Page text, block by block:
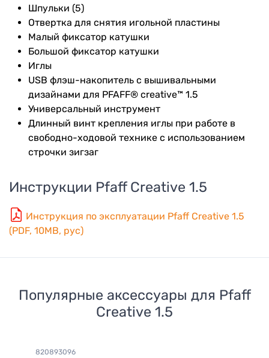
Шпульки (5)
Отвертка для снятия игольной пластины
Малый фиксатор катушки
Большой фиксатор катушки
Иглы
USB флэш-накопитель с вышивальными
дизайнами для PFAFF® creative™ 1.5
Универсальный инструмент
Длинный винт крепления иглы при работе в
свободно-ходовой технике с использованием
строчки зигзаг
Инструкции Pfaff Creative 1.5
Инструкция по эксплуатации Pfaff Creative 1.5
(PDF, 10MB, рус)
Популярные аксессуары для Pfaff
Creative 1.5
820893096